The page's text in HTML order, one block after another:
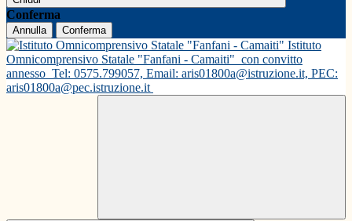
Conferma
Annulla Conferma
Istituto
Omnicomprensivo Statale "Fanfani - Camaiti" con convitto
annesso Tel: 0575.799057, Email: aris01800a@istruzione.it, PEC:
aris01800a@pec.istruzione.it